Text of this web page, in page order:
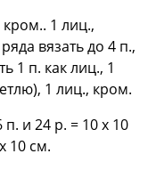
1 лиц.,
вязать до 4 п.,
1 п. как лиц., 1
1 лиц., кром.
и 24 р. = 10 х 10
10 см.